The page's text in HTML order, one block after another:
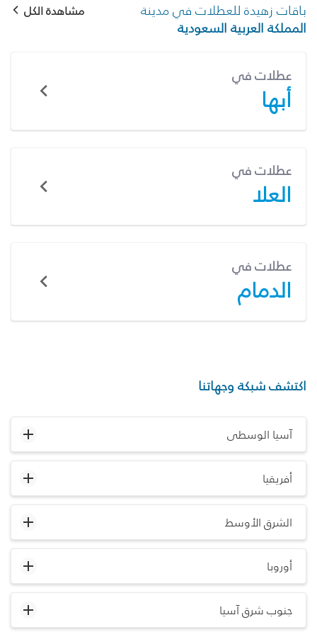
باقات زهيدة للعطلات في مدينة
المملكة العربية السعودية
مشاهدة الكل
عطلات في
أبها
عطلات في
العلا
عطلات في
الدمام
اكتشف شبكة وجهاتنا
آسيا الوسطى
أفريقيا
الشرق الأوسط
أوروبا
جنوب شرق آسيا